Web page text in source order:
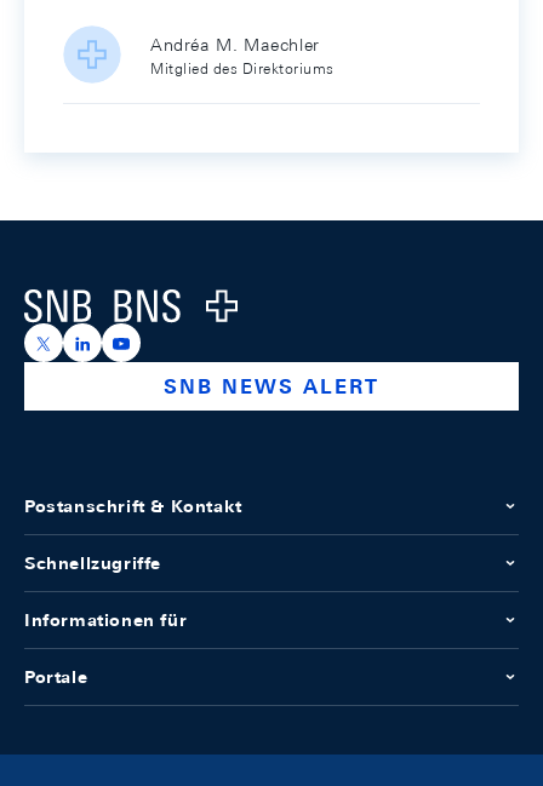
Andréa M. Maechler
Mitglied des Direktoriums
Logo
https://x.com/snb_bns
https://ch.linkedin.com/company/swiss-national-
https://www.youtube.com/@swissnationalbank
SNB NEWS ALERT
Postanschrift & Kontakt
Schnellzugriffe
Informationen für
Portale